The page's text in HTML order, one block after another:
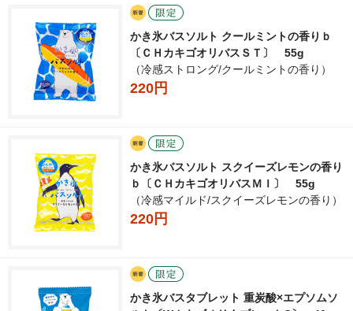
かき氷バスソルト クールミントの香りｂ
〔ＣＨカキゴオリバスＳＴ〕 55g
（冷感ストロング/クールミントの香り）
220円
かき氷バスソルト スクイーズレモンの香り
ｂ〔ＣＨカキゴオリバスＭＩ〕 55g
（冷感マイルド/スクイーズレモンの香り）
220円
かき氷バスタブレット 重炭酸×エプソムソ